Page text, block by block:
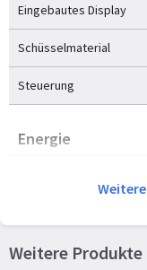
Eingebautes Display
Schüsselmaterial
Steuerung
Energie
Gewicht und
Breite
Weitere Produkte